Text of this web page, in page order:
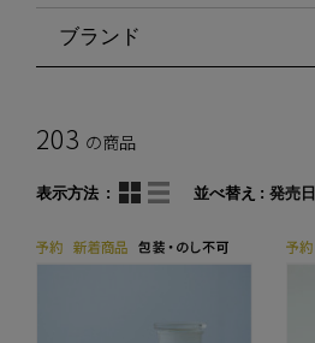
ブランド
203 の商品
表示方法 並べ替え 発売日